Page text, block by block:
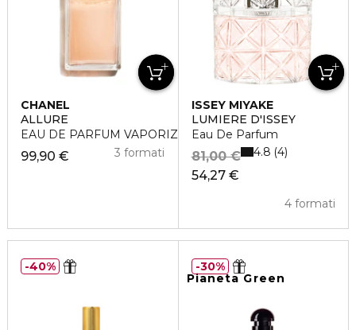
CHANEL
ALLURE
EAU DE PARFUM VAPORIZZATORE
99,90 € 3 formati
ISSEY MIYAKE
LUMIERE D'ISSEY
Eau De Parfum
54,27 €
81,00 €
4 formati
4.8 4
40%
Pianeta Green
30%